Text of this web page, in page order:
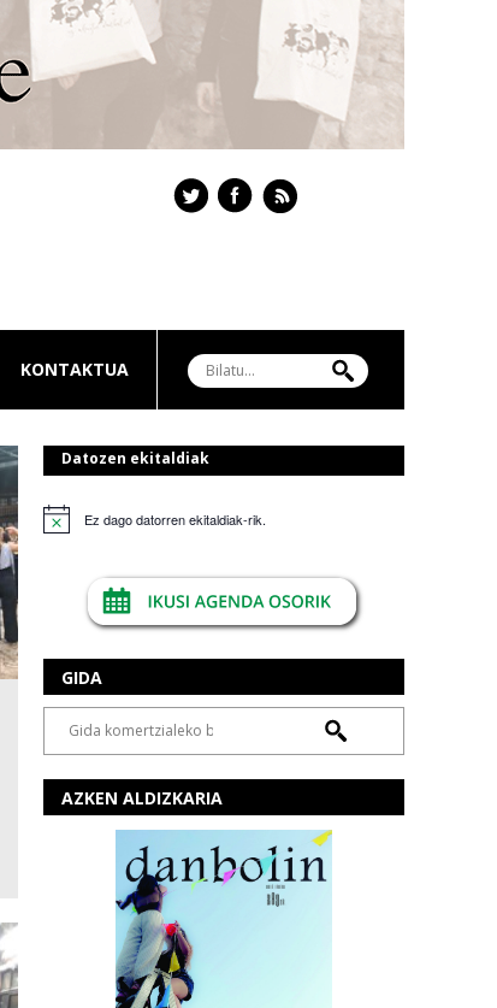
KONTAKTUA
Datozen ekitaldiak
Notice Ez dago datorren ekitaldiak-rik.
GIDA
AZKEN ALDIZKARIA